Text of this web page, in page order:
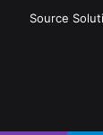
Source